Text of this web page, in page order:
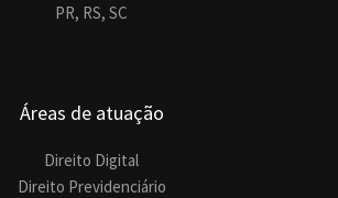
PR, RS, SC
Áreas de atuação
Direito Digital
Direito Previdenciário